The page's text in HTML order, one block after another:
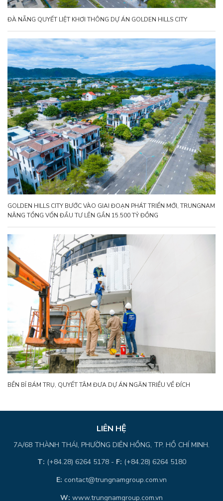
ĐÀ NẴNG QUYẾT LIỆT KHƠI THÔNG DỰ ÁN GOLDEN HILLS CITY
GOLDEN HILLS CITY BƯỚC VÀO GIAI ĐOẠN PHÁT TRIỂN MỚI, TRUNGNAM
NÂNG TỔNG VỐN ĐẦU TƯ LÊN GẦN 15.500 TỶ ĐỒNG
BỀN BỈ BÁM TRỤ, QUYẾT TÂM ĐƯA DỰ ÁN NGĂN TRIỀU VỀ ĐÍCH
LIÊN HỆ
7A/68 THÀNH THÁI, PHƯỜNG DIÊN HỒNG, TP. HỒ CHÍ MINH.
T: (+84.28) 6264 5178 - F: (+84.28) 6264 5180
E: contact@trungnamgroup.com.vn
W: www.trungnamgroup.com.vn